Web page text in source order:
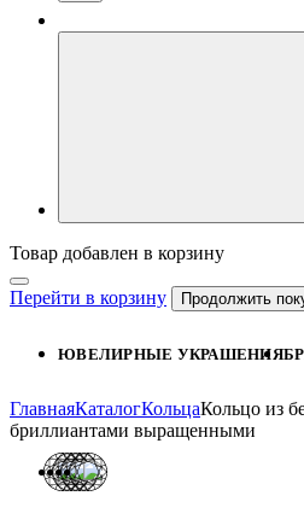
Товар добавлен в корзину
Перейти в корзину Продолжить
ЮВЕЛИРНЫЕ УКРАШЕНИЯ
ГлавнаяКаталогКольцаКольцо из
бриллиантами выращенными